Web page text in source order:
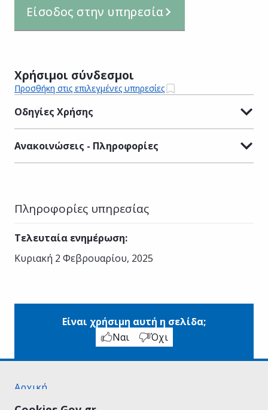
Είσοδος στην υπηρεσία
Χρήσιμοι σύνδεσμοι
Προσθήκη στις επιλεγμένες υπηρεσίες
Οδηγίες Χρήσης
Ανακοινώσεις - Πληροφορίες
Πληροφορίες υπηρεσίας
Τελευταία ενημέρωση:
Κυριακή 2 Φεβρουαρίου, 2025
Είναι χρήσιμη αυτή η σελίδα;
Ναι
Όχι
Αρχική